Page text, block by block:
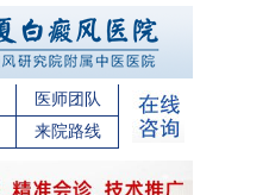
医师团队
来院路线